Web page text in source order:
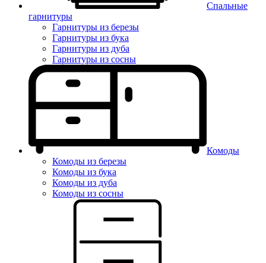
Спальные
гарнитуры
Гарнитуры из березы
Гарнитуры из бука
Гарнитуры из дуба
Гарнитуры из сосны
Комоды
Комоды из березы
Комоды из бука
Комоды из дуба
Комоды из сосны